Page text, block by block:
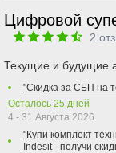
Цифровой
2
Текущие и будущие
"Скидка за СБП на
Осталось 25 дней
4 - 31 Августа 2026
"Купи комплект
Indesit - получи